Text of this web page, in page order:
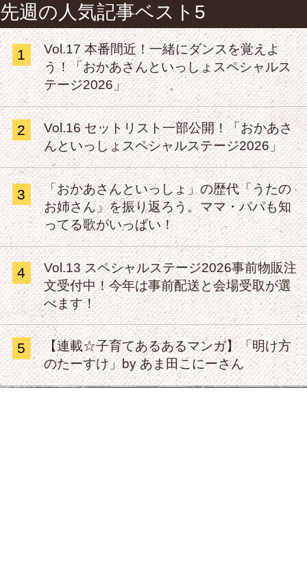
先週の人気記事ベスト5
1
Vol.17 本番間近！一緒にダンスを覚えよ
う！「おかあさんといっしょスペシャルス
テージ2026」
2
Vol.16 セットリスト一部公開！「おかあさ
んといっしょスペシャルステージ2026」
3
「おかあさんといっしょ」の歴代「うたの
お姉さん」を振り返ろう。ママ・パパも知
ってる歌がいっぱい！
4
Vol.13 スペシャルステージ2026事前物販注
文受付中！今年は事前配送と会場受取が選
べます！
5
【連載☆子育てあるあるマンガ】「明け方
のたーすけ」by あま田こにーさん